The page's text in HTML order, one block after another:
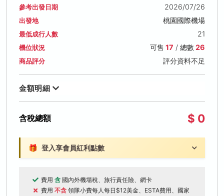
參考出發日期 2026/07/26
出發地 桃園國際機場
最低成行人數 21
機位狀況 可售 17 / 總數26
商品評分 評分資料不足
金額明細
含稅總額 $ 0
🎁 登入享會員紅利點數
費用 含 國內外機場稅、旅行責任險、網卡
費用 不含 領隊小費每人每日$12美金、ESTA費用、國家